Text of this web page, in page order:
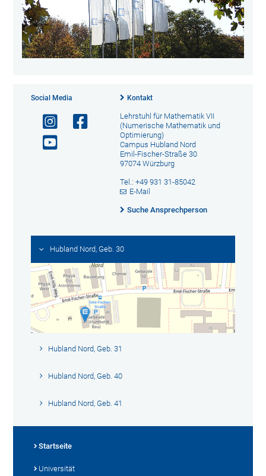
Social Media Kontakt
Lehrstuhl für Mathematik VII
(Numerische Mathematik und
Optimierung)
Campus Hubland Nord
Emil-Fischer-Straße 30
97074 Würzburg
Tel.: +49 931 31-85042
E-Mail
Suche Ansprechperson
Hubland Nord, Geb. 30
Hubland Nord, Geb. 31
Hubland Nord, Geb. 40
Hubland Nord, Geb. 41
Startseite
Universität